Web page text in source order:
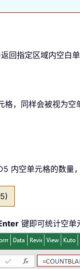
回指定区域内空白单
格，同样会被视为空
内空单元格的数量
键即可统计空单